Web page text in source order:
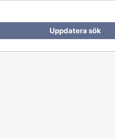
Uppdatera sök